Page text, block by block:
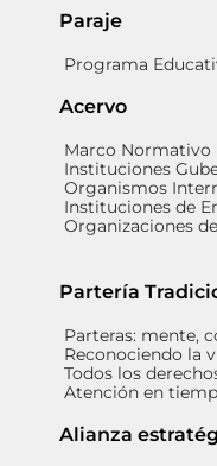
Paraje
Programa
Acervo
Marco Normativo
Instituciones
Organismos
Instituciones de
Organizaciones
Partería
Parteras: mente,
Reconociendo la
Todos los
Atención en
Alianza